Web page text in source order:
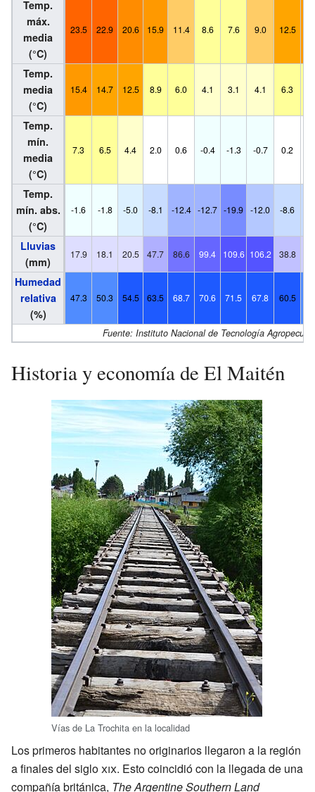
Temp.
máx.
media
(°C)
23.5 22.9 20.6 15.9 11.4 8.6 7.6 9.0 12.5
Temp.
media
(°C)
15.4 14.7 12.5 8.9 6.0 4.1 3.1 4.1 6.3
Temp.
mín.
media
(°C)
7.3 6.5 4.4 2.0 0.6 -0.4 -1.3 -0.7 0.2
Temp.
mín. abs.
(°C)
-1.6 -1.8 -5.0 -8.1 -12.4 -12.7 -19.9 -12.0 -8.6
Lluvias
(mm)
17.9 18.1 20.5 47.7 86.6 99.4 109.6 106.2 38.8
Humedad
relativa
(%)
47.3 50.3 54.5 63.5 68.7 70.6 71.5 67.8 60.5
Fuente: Instituto Nacional de Tecnología
Historia y economía de El Maitén
Vías de La Trochita en la localidad
Los primeros habitantes no originarios llegaron a la región
a finales del sigloxix. Esto coincidió con la llegada de una
compañía británica, The Argentine Southern Land